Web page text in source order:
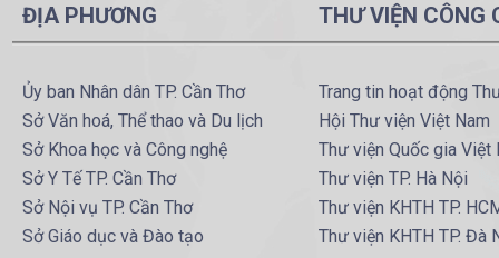
ĐỊA PHƯƠNG
Ủy ban Nhân dân TP. Cần Thơ
Sở Văn hoá, Thể thao và Du lịch
Sở Khoa học và Công nghệ
Sở Y Tế TP. Cần Thơ
Sở Nội vụ TP. Cần Thơ
Sở Giáo dục và Đào tạo
THƯ VIỆN CÔNG
Trang tin hoạt động
Hội Thư viện Việt Nam
Thư viện Quốc gia Việt
Thư viện TP. Hà Nội
Thư viện KHTH TP.
Thư viện KHTH TP. Đà